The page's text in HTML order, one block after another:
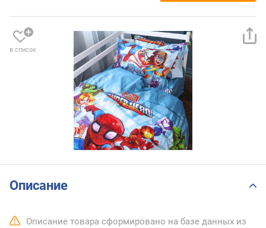
в список
Описание
Описание товара сформировано на базе данных из